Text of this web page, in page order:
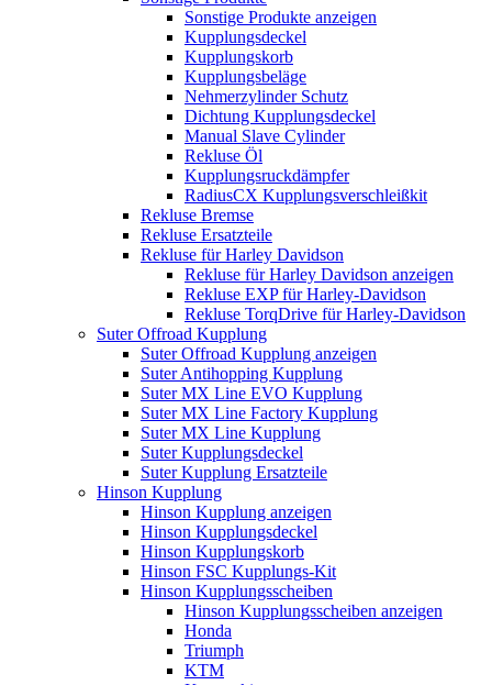
Sonstige Produkte anzeigen
Kupplungsdeckel
Kupplungskorb
Kupplungsbeläge
Nehmerzylinder Schutz
Dichtung Kupplungsdeckel
Manual Slave Cylinder
Rekluse Öl
Kupplungsruckdämpfer
RadiusCX Kupplungsverschleißkit
Rekluse Bremse
Rekluse Ersatzteile
Rekluse für Harley Davidson
Rekluse für Harley Davidson anzeigen
Rekluse EXP für Harley-Davidson
Rekluse TorqDrive für Harley-Davidson
Suter Offroad Kupplung
Suter Offroad Kupplung anzeigen
Suter Antihopping Kupplung
Suter MX Line EVO Kupplung
Suter MX Line Factory Kupplung
Suter MX Line Kupplung
Suter Kupplungsdeckel
Suter Kupplung Ersatzteile
Hinson Kupplung
Hinson Kupplung anzeigen
Hinson Kupplungsdeckel
Hinson Kupplungskorb
Hinson FSC Kupplungs-Kit
Hinson Kupplungsscheiben
Hinson Kupplungsscheiben anzeigen
Honda
Triumph
KTM